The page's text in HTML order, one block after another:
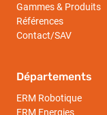
Gammes & Produits
Références
Contact/SAV
Départements
ERM Robotique
ERM Energies